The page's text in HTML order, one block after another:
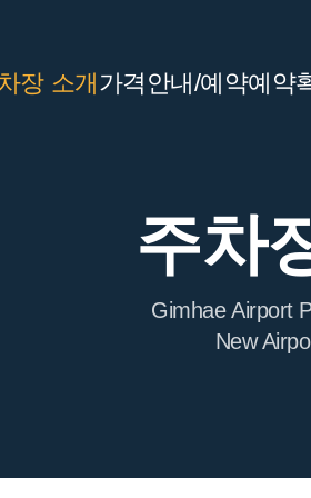
장 소개가격안내/예약예약
주차
Gimhae Airport
New